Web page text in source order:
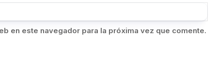
en este navegador para la próxima vez que comente.